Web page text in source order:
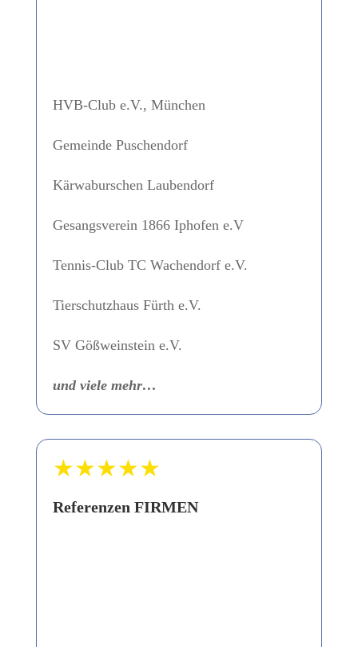
HVB-Club e.V., München
Gemeinde Puschendorf
Kärwaburschen Laubendorf
Gesangsverein 1866 Iphofen e.V
Tennis-Club TC Wachendorf e.V.
Tierschutzhaus Fürth e.V.
SV Gößweinstein e.V.
und viele mehr…
★★★★★
Referenzen FIRMEN